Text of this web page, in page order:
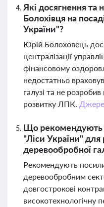
Які досягнення та
Болохівця на
України"?
Юрій Болоховець
централізації
фінансовому
недостатньо
галузі та не розробив
розвитку ЛПК.
Що рекомендують
"Ліси України" для
деревообробної
Рекомендують
деревообробним
довгострокові
високотехнологічну